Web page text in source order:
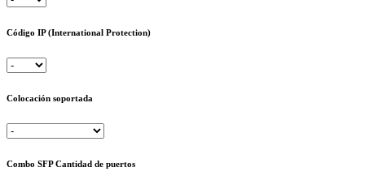
Código IP (International Protection)
Colocación soportada
Combo SFP Cantidad de puertos